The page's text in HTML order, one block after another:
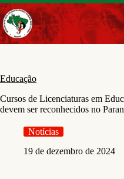
Pular
para
o
conteúdo
Educação
Cursos de Licenciaturas em
devem ser reconhecidos no
Notícias
19 de dezembro de 2024